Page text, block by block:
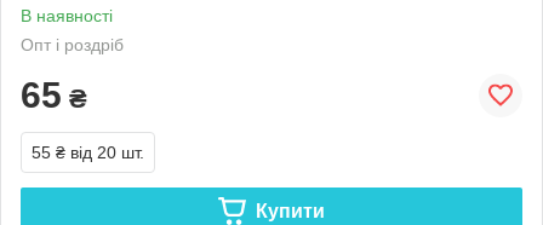
В наявності
Опт і роздріб
65 ₴
55 ₴ від 20 шт.
Купити